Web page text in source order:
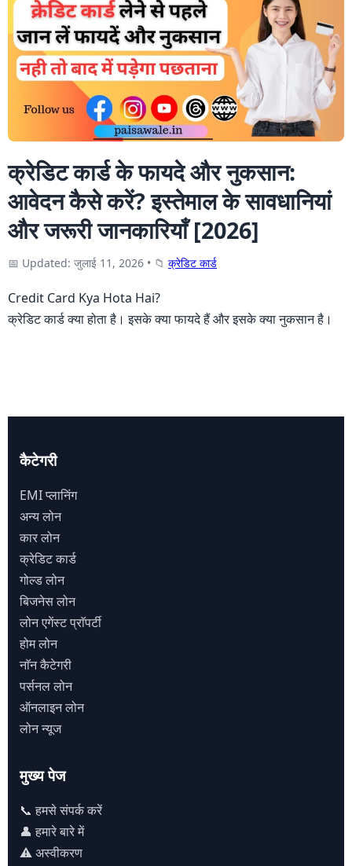
क्रेडिट कार्ड के फायदे और नुकसान:
आवेदन कैसे करें? इस्तेमाल के सावधानियां
और जरूरी जानकारियाँ [2026]
📅 Updated: जुलाई 11, 2026 • 📁 क्रेडिट कार्ड
Credit Card Kya Hota Hai?
क्रेडिट कार्ड क्या होता है। इसके क्या फायदे हैं और इसके क्या नुकसान है।
कैटेगरी
EMI प्लानिंग
अन्य लोन
कार लोन
क्रेडिट कार्ड
गोल्ड लोन
बिजनेस लोन
लोन एगेंस्ट प्राॅपर्टी
होम लोन
नाॅन कैटेगरी
पर्सनल लोन
ऑनलाइन लोन
लोन न्यूज
मुख्य पेज
📞 हमसे संपर्क करें
👤 हमारे बारे में
⚠️ अस्वीकरण